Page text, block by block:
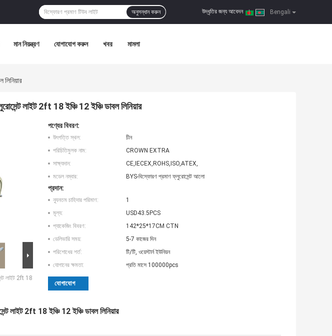
Bengali
উদ্ধৃতির জন্য আবেদন |
অনুসন্ধান করুন
মান নিয়ন্ত্রণ যোগাযোগ করুন খবর মামলা
লাইট 2ft 18 ইঞ্চি 12 ইঞ্চি ডাবল লিনিয়ার
লাইট 2ft 18
পণ্যের বিবরণ:
উৎপত্তি স্থল:
চীন
পরিচিতিমুলক নাম:
CROWN EXTRA
সাক্ষ্যদান:
CE,IECEX,ROHS,ISO,ATEX,
মডেল নম্বার:
BYS-বিস্ফোরণ প্রমাণ ফ্লুরোসেন্ট আলো
প্রদান:
ন্যূনতম চাহিদার পরিমাণ:
1
মূল্য:
USD43.5PCS
প্যাকেজিং বিবরণ:
142*25*17CM CTN
ডেলিভারি সময়:
5-7 কাজের দিন
পরিশোধের শর্ত:
টি/টি, ওয়েস্টার্ন ইউনিয়ন
যোগানের ক্ষমতা:
প্রতি মাসে 100000pcs
যোগাযোগ
2ft 18 ইঞ্চি 12 ইঞ্চি ডাবল লিনিয়ার